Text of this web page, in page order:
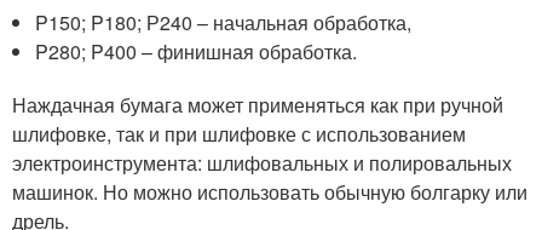
P150; P180; Р240 – начальная обработка,
P280; P400 – финишная обработка.
Наждачная бумага может применяться как при ручной
шлифовке, так и при шлифовке с использованием
электроинструмента: шлифовальных и полировальных
машинок. Но можно использовать обычную болгарку или
дрель.